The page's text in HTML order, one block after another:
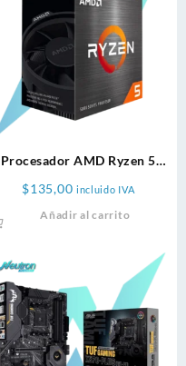
Procesador AMD Ryzen 5
$135,00 incluido IVA
Añadir al carrito